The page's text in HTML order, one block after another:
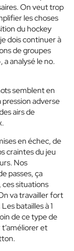
On veut trop
les choses
du hockey
dois continuer à
de groupes
a analysé le no.
semblent en
pression adverse
airs de
en échec, de
craintes du jeu
Nos
passes, ça
situations
va travailler fort
batailles à 1
de ce type de
et